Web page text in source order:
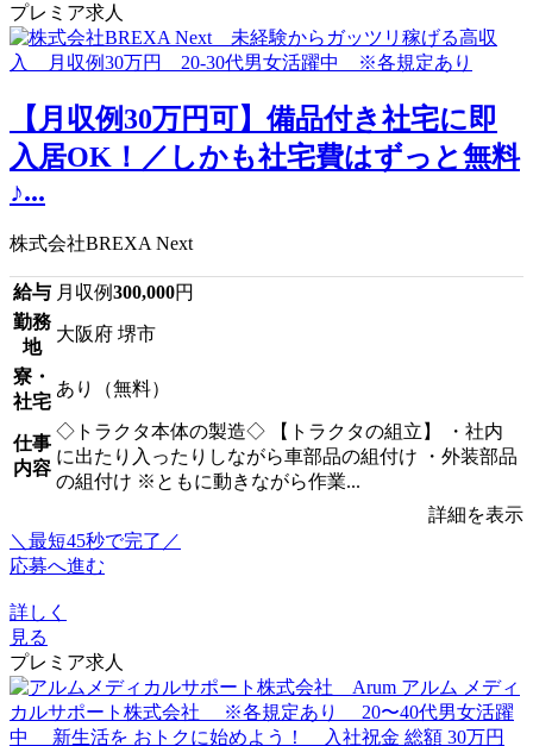
プレミア求人
【月収例30万円可】備品付き社宅に即
入居OK！／しかも社宅費はずっと無料
♪...
株式会社BREXA Next
給与 月収例300,000円
勤務
地
大阪府 堺市
寮・
社宅
あり（無料）
仕事
内容
◇トラクタ本体の製造◇ 【トラクタの組立】 ・社内
に出たり入ったりしながら車部品の組付け ・外装部品
の組付け ※ともに動きながら作業...
詳細を表示
＼最短45秒で完了／
応募へ進む
詳しく
見る
プレミア求人